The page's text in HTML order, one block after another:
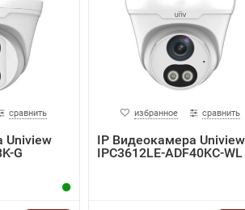
сравнить
Uniview
G
избранное сравнить
IP Видеокамера Uniview
IPC3612LE-ADF40KC-WL